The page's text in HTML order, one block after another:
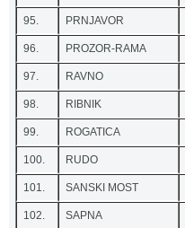
95. PRNJAVOR
96. PROZOR-RAMA
97. RAVNO
98. RIBNIK
99. ROGATICA
100. RUDO
101. SANSKI MOST
102. SAPNA